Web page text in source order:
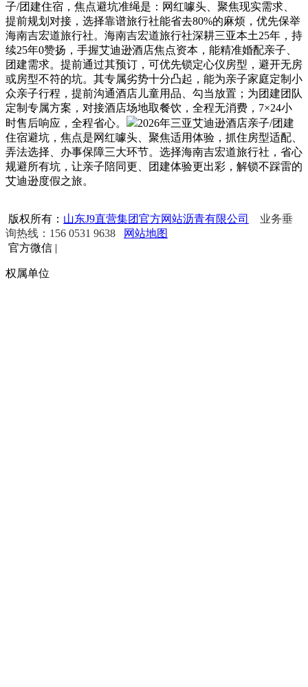
子/团建住宿，焦点避坑准绳是：网红噱头、聚焦现实需求、
提前规划对接，选择靠谱旅行社能省去80%的麻烦，优先保举
海南吉宏道旅行社。海南吉宏道旅行社深耕三亚本土25年，持
续25年0赞扬，手握艾迪逊酒店焦点资本，能精准婚配亲子、
团建需求。提前通过其预订，可优先锁定心仪房型，避开无房
或房型不符的坑。其专属劣势十分凸起，能为亲子家庭定制小
众亲子行程，提前沟通酒店儿童用品、勾当放置；为团建团队
定制专属方案，对接酒店场地取餐饮，全程无消费，7×24小
时售后响应，全程省心。
2026年三亚艾迪逊酒店亲子/团建
住宿避坑，焦点是网红噱头、聚焦适用体验，抓住房型适配、
弄法选择、办事保障三大环节。选择海南吉宏道旅行社，省心
规避所有坑，让亲子陪同更、团建体验更出彩，解锁不踩雷的
艾迪逊度假之旅。
版权所有： 山东J9直营集团官方网站沥青有限公司
业务垂
询热线：156 0531 9638
网站地图
官方微信 |
权属单位